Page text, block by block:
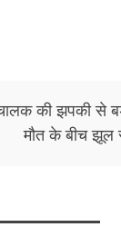
की झपकी से
मौत के बीच झूल